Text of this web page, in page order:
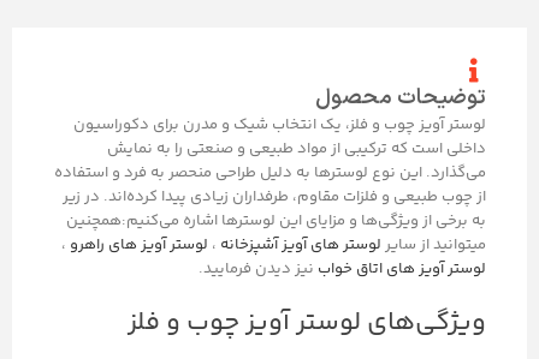
توضیحات محصول
لوستر آویز چوب و فلز، یک انتخاب شیک و مدرن برای دکوراسیون
داخلی است که ترکیبی از مواد طبیعی و صنعتی را به نمایش
می‌گذارد. این نوع لوسترها به دلیل طراحی منحصر به فرد و استفاده
از چوب طبیعی و فلزات مقاوم، طرفداران زیادی پیدا کرده‌اند. در زیر
به برخی از ویژگی‌ها و مزایای این لوسترها اشاره می‌کنیم:همچنین
میتوانید از سایر لوستر های آویز آشپزخانه ، لوستر آویز های راهرو ،
لوستر آویز های اتاق خواب نیز دیدن فرمایید.
ویژگی‌های لوستر آویز چوب و فلز